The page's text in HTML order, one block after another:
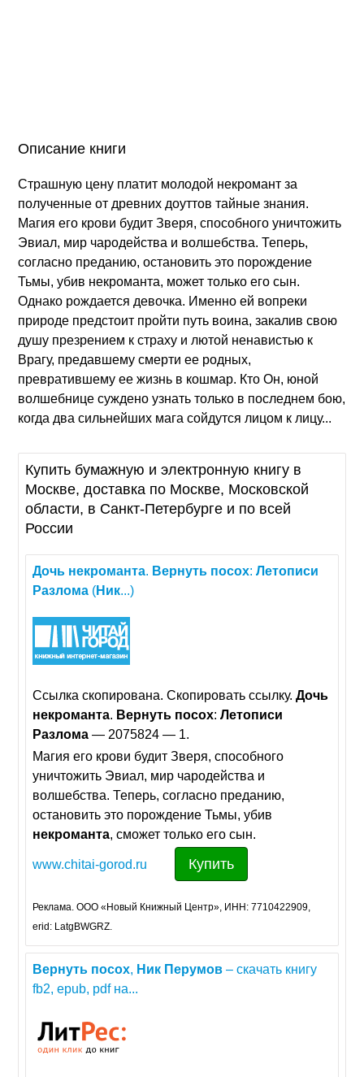
Описание книги
Страшную цену платит молодой некромант за
полученные от древних доуттов тайные знания.
Магия его крови будит Зверя, способного уничтожить
Эвиал, мир чародейства и волшебства. Теперь,
согласно преданию, остановить это порождение
Тьмы, убив некроманта, может только его сын.
Однако рождается девочка. Именно ей вопреки
природе предстоит пройти путь воина, закалив свою
душу презрением к страху и лютой ненавистью к
Врагу, предавшему смерти ее родных,
превратившему ее жизнь в кошмар. Кто Он, юной
волшебнице суждено узнать только в последнем бою,
когда два сильнейших мага сойдутся лицом к лицу...
Купить бумажную и электронную книгу в
Москве, доставка по Москве, Московской
области, в Санкт-Петербурге и по всей
России
Дочь некроманта. Вернуть посох:Летописи
Разлома (Ник...)
Ссылка скопирована. Скопировать ссылку.Дочь
некроманта. Вернуть посох:Летописи
Разлома — 2075824 — 1.
Магия его крови будит Зверя, способного
уничтожить Эвиал, мир чародейства и
волшебства. Теперь, согласно преданию,
остановить это порождение Тьмы, убив
некроманта, сможет только его сын.
www.chitai-gorod.ru Купить
Реклама. ООО «Новый Книжный Центр», ИНН: 7710422909,
erid: LatgBWGRZ.
Вернуть посох, Ник Перумов – скачать книгу
fb2, epub, pdf на...